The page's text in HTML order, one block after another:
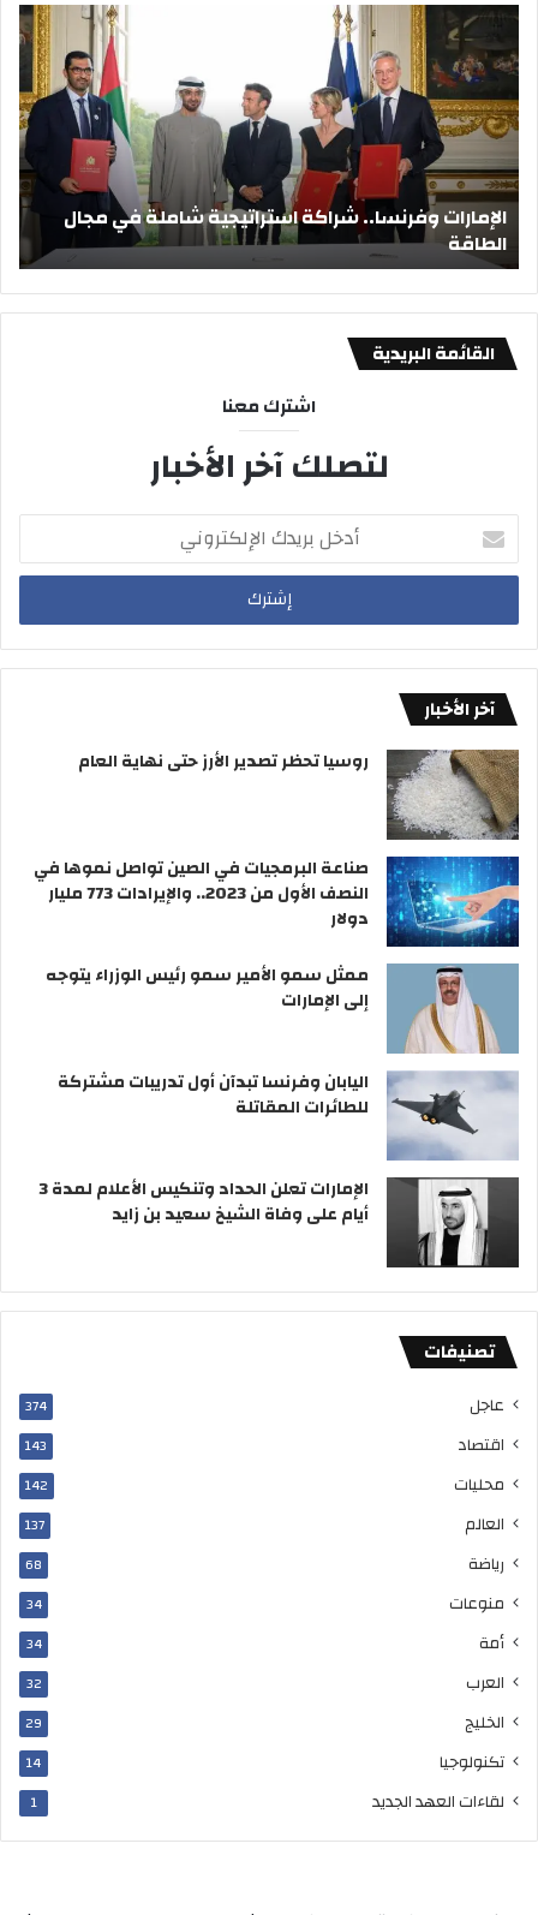
الإمارات
وفرنسا..
شراكة
استراتيجية
شاملة
في
مجال
الطاقة
الإمارات وفرنسا.. شراكة استراتيجية شاملة في مجال
الطاقة
عن
القائمة البريدية
اشترك معنا
لتصلك آخر الأخبار
أدخل
بريدك
الإلكتروني
آخر الأخبار
روسيا تحظر تصدير الأرز حتى نهاية العام
صناعة البرمجيات في الصين تواصل نموها في
النصف الأول من 2023.. والإيرادات 773 مليار
دولار
ممثل سمو الأمير سمو رئيس الوزراء يتوجه
إلى الإمارات
اليابان وفرنسا تبدآن أول تدريبات مشتركة
للطائرات المقاتلة
الإمارات تعلن الحداد وتنكيس الأعلام لمدة 3
أيام على وفاة الشيخ سعيد بن زايد
تصنيفات
عاجل 374
اقتصاد 143
محليات 142
العالم 137
رياضة 68
منوعات 34
أمة 34
العرب 32
الخليج 29
تكنولوجيا 14
لقاءات العهد الجديد 1